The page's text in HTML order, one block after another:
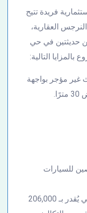
فريدة تتيح
العقارية،
حديثتين في حي
التالية:
غير مؤجر بواجهة
للسيارات
عوائد مالية جذابة: دخل سنوي إجمالي يُقدر بـ 206,000